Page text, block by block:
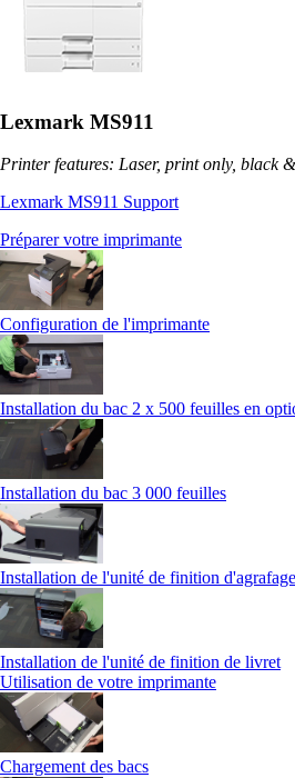
Lexmark MS911
Printer features: Laser, print only, black
Lexmark MS911 Support
Préparer votre imprimante
Configuration de l'imprimante
Installation du bac 2 x 500 feuilles en
Installation du bac 3 000 feuilles
Installation de l'unité de finition d'agrafage
Installation de l'unité de finition de livret
Utilisation de votre imprimante
Chargement des bacs